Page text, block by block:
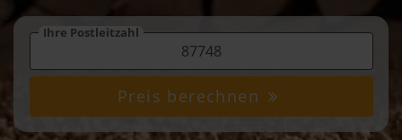
Ihre Postleitzahl
Preis berechnen